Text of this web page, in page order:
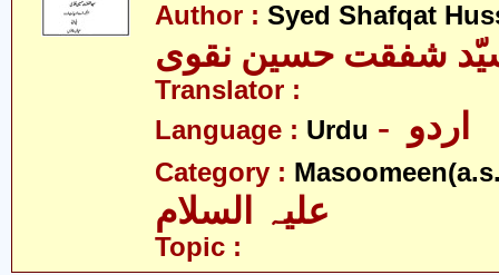
Author : Syed Shafqat
شفقت حسین نقوی
Translator :
Language : Urdu
Category :
Topic :